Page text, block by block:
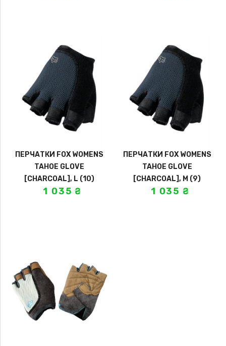
ПЕРЧАТКИ FOX WOMENS
TAHOE GLOVE
[CHARCOAL], L (10)
1 035₴
ПЕРЧАТКИ FOX WOMENS
TAHOE GLOVE
[CHARCOAL], M (9)
1 035 ₴